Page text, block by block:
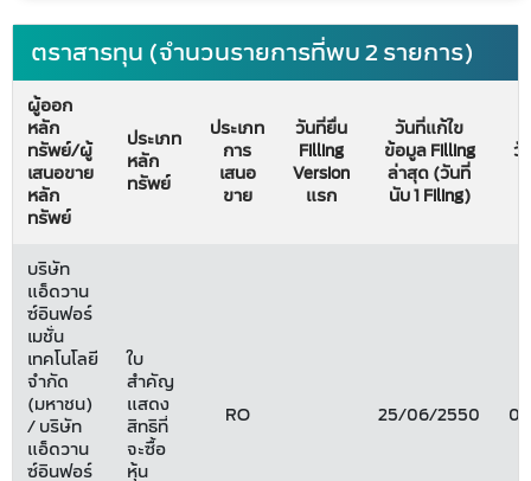
ตราสารทุน (จำนวนรายการที่พบ 2 รายการ)
ผู้ออก
หลัก
ทรัพย์/ผู้
เสนอขาย
หลัก
ทรัพย์
ประเภท
หลัก
ทรัพย์
ประเภท
การ
เสนอ
ขาย
วันที่ยื่น
Filling
Version
แรก
วันที่แก้ไข
ข้อมูล Filling
ล่าสุด (วันที่
นับ 1 Filing)
วั
บริษัท
แอ็ดวาน
ซ์อินฟอร์
เมชั่น
เทคโนโลยี
จำกัด
(มหาชน)
/ บริษัท
แอ็ดวาน
ซ์อินฟอร์
ใบ
สำคัญ
แสดง
สิทธิที่
จะซื้อ
หุ้น
RO 25/06/2550